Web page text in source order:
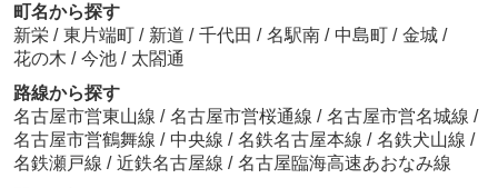
町名から探す
新栄 / 東片端町 / 新道 / 千代田 / 名駅南 / 中島町 / 金城 /
花の木 / 今池 / 太閤通
路線から探す
名古屋市営東山線 / 名古屋市営桜通線 / 名古屋市営名城線 /
名古屋市営鶴舞線 / 中央線 / 名鉄名古屋本線 / 名鉄犬山線 /
名鉄瀬戸線 / 近鉄名古屋線 / 名古屋臨海高速あおなみ線